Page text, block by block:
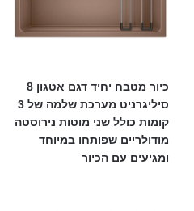
כיור מטבח יחיד דגם אטגון 8
סיליגרניט מערכת שלמה של 3
קומות כולל שני מוטות נירוסטה
מודולריים שפותחו במיוחד
ומגיעים עם הכיור